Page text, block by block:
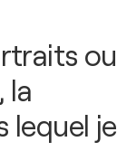
ou
la
lequel je